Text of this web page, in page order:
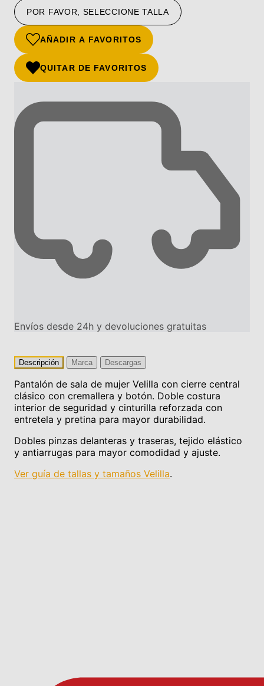
POR FAVOR, SELECCIONE TALLA
AÑADIR A FAVORITOS
QUITAR DE FAVORITOS
Envíos desde 24h y devoluciones gratuitas
Descripción Marca Descargas
Pantalón de sala de mujer Velilla con cierre central
clásico con cremallera y botón. Doble costura
interior de seguridad y cinturilla reforzada con
entretela y pretina para mayor durabilidad.
Dobles pinzas delanteras y traseras, tejido elástico
y antiarrugas para mayor comodidad y ajuste.
Ver guía de tallas y tamaños Velilla.